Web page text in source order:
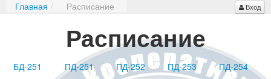
Главная / Расписание Вход
Расписание
БД-251 ПД-251 ПД-252 ПД-253
ПД-254